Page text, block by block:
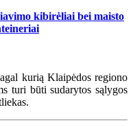
kibirėliai bei maisto
kurią Klaipėdos regiono
turi būti sudarytos sąlygos